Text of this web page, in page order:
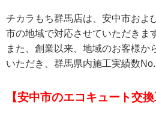
チカラもち群馬店は、安中市およ
市の地域で対応させていただきま
また、創業以来、地域のお客様か
いただき、群馬県内施工実績数
【安中市のエコキュート交